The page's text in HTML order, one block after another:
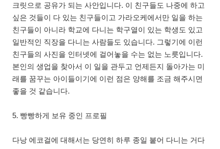
크릿으로 공유가 되는 사안입니다. 이 친구들도 나중에 하고
싶은 것들이 다 있는 친구들이고 가라오케에서만 일을 하는
친구들이 아니라 학교에 다니는 학구열이 있는 학생도 있고
일반적인 직장을 다니는 사람들도 있습니다. 그렇기에 이런
친구들의 사진을 인터넷에 걸어놓을 수는 없는 노릇입니다.
본인의 생업을 찾아서 이 일을 관두고 언제든지 돌아가는 미
래를 꿈꾸는 아이들이기에 이런 점은 양해를 조금 해주시면
좋을 것 같습니다.
5. 빵빵하게 보유 중인 프로필
다낭 에코걸에 대해서는 당연히 하루 종일 붙어 다니는 거다